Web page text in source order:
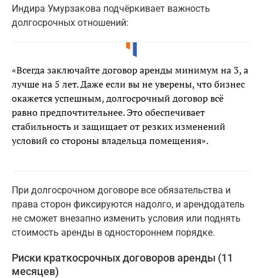
Индира Умурзакова подчёркивает важность
долгосрочных отношений:
«Всегда заключайте договор аренды минимум на 3, а
лучше на 5 лет. Даже если вы не уверены, что бизнес
окажется успешным, долгосрочный договор всё
равно предпочтительнее. Это обеспечивает
стабильность и защищает от резких изменений
условий со стороны владельца помещения».
При долгосрочном договоре все обязательства и
права сторон фиксируются надолго, и арендодатель
не сможет внезапно изменить условия или поднять
стоимость аренды в одностороннем порядке.
Риски краткосрочных договоров аренды (11
месяцев)